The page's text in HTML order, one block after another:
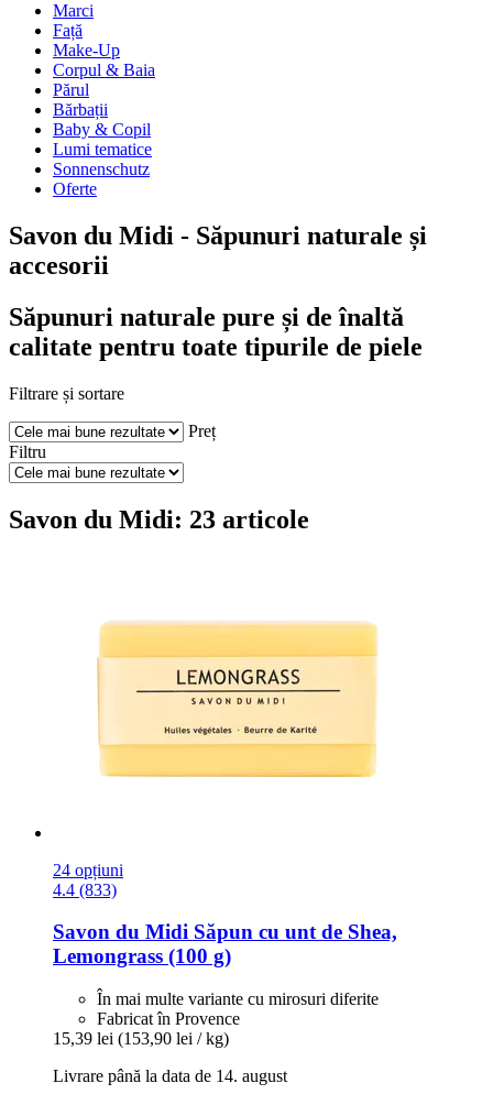
Marci
Față
Make-Up
Corpul & Baia
Părul
Bărbații
Baby & Copil
Lumi tematice
Sonnenschutz
Oferte
Savon du Midi - Săpunuri naturale și
accesorii
Săpunuri naturale pure și de înaltă
calitate pentru toate tipurile de piele
Filtrare și sortare
Preț
Filtru
Savon du Midi: 23 articole
24 opțiuni
4.4 (833)
Savon du Midi Săpun cu unt de Shea,
Lemongrass (100 g)
În mai multe variante cu mirosuri diferite
Fabricat în Provence
15,39 lei (153,90 lei / kg)
Livrare până la data de 14. august